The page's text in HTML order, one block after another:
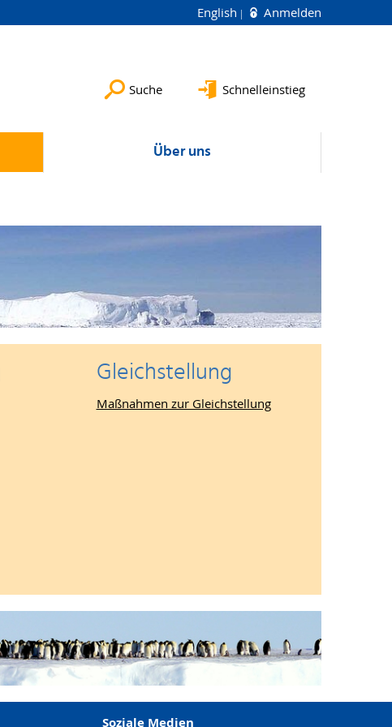
English Anmelden
Suche Schnelleinstieg
Über uns
Gleichstellung
Maßnahmen zur Gleichstellung
Soziale Medien